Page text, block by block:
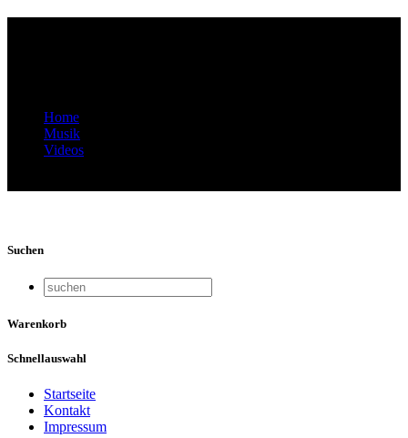
Home
Musik
Videos
Suchen
Warenkorb
Schnellauswahl
Startseite
Kontakt
Impressum